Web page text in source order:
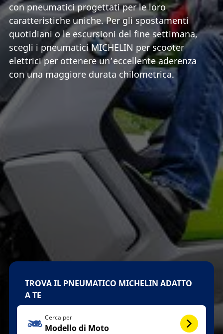
con pneumatici progettati per le loro
caratteristiche uniche. Per gli spostamenti
quotidiani o le escursioni del fine settimana,
scegli i pneumatici MICHELIN per scooter
elettrici per ottenere un’eccellente aderenza
con una maggiore durata chilometrica.
TROVA IL PNEUMATICO MICHELIN ADATTO
A TE
Cerca per
Modello di Moto